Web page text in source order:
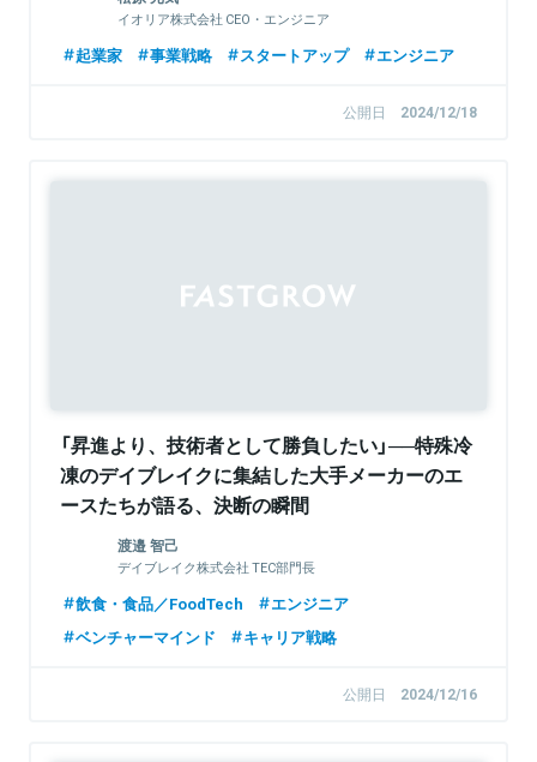
イオリア株式会社 CEO・エンジニア
起業家 事業戦略 スタートアップ エンジニア
公開日 2024/12/18
「昇進より、技術者として勝負したい」──特殊冷
凍のデイブレイクに集結した大手メーカーのエ
ースたちが語る、決断の瞬間
渡邉 智己
デイブレイク株式会社 TEC部門長
飲食・食品／FoodTech
エンジニア
ベンチャーマインド
キャリア戦略
公開日 2024/12/16